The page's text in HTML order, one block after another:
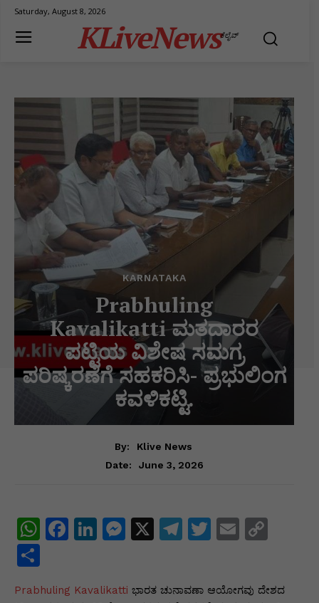
Saturday, August 8, 2026
KLiveNewsಕೆಲೈವ್
KARNATAKA
Prabhuling
Kavalikatti ಮತದಾರರ
ಪಟ್ಟಿಯ ವಿಶೇಷ ಸಮಗ್ರ
ಪರಿಷ್ಕರಣೆಗೆ ಸಹಕರಿಸಿ- ಪ್ರಭುಲಿಂಗ
ಕವಳಿಕಟ್ಟಿ.
By:
Klive News
Date:
June 3, 2026
W
s
F
e
Li
e
M
s
X
T
gr
T
er
E
l
y
Prabhuling Kavalikatti ಭಾರತ ಚುನಾವಣಾ ಆಯೋಗವು ದೇಶದ